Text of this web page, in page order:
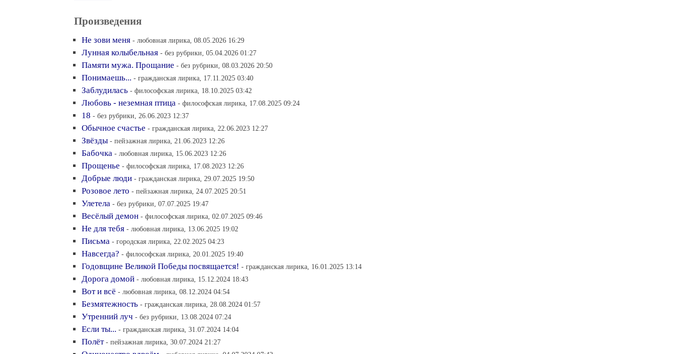
Произведения
Не зови меня - любовная лирика, 08.05.2026 16:29
Лунная колыбельная - без рубрики, 05.04.2026 01:27
Памяти мужа. Прощание - без рубрики, 08.03.2026 20:50
Понимаешь... - гражданская лирика, 17.11.2025 03:40
Заблудилась - философская лирика, 18.10.2025 03:42
Любовь - неземная птица - философская лирика, 17.08.2025 09:24
18 - без рубрики, 26.06.2023 12:37
Обычное счастье - гражданская лирика, 22.06.2023 12:27
Звёзды - пейзажная лирика, 21.06.2023 12:26
Бабочка - любовная лирика, 15.06.2023 12:26
Прощенье - философская лирика, 17.08.2023 12:26
Добрые люди - гражданская лирика, 29.07.2025 19:50
Розовое лето - пейзажная лирика, 24.07.2025 20:51
Улетела - без рубрики, 07.07.2025 19:47
Весёлый демон - философская лирика, 02.07.2025 09:46
Не для тебя - любовная лирика, 13.06.2025 19:02
Письма - городская лирика, 22.02.2025 04:23
Навсегда? - философская лирика, 20.01.2025 19:40
Годовщине Великой Победы посвящается! - гражданская лирика, 16.01.2025 13:14
Дорога домой - любовная лирика, 15.12.2024 18:43
Вот и всё - любовная лирика, 08.12.2024 04:54
Безмятежность - гражданская лирика, 28.08.2024 01:57
Утренний луч - без рубрики, 13.08.2024 07:24
Если ты... - гражданская лирика, 31.07.2024 14:04
Полёт - пейзажная лирика, 30.07.2024 21:27